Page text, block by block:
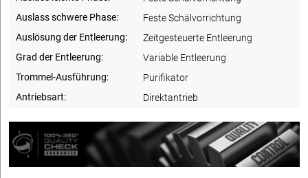
Auslass schwere Phase:
Feste Schälvorrichtung
Auslösung der Entleerung:
Zeitgesteuerte Entleerung
Grad der Entleerung:
Variable Entleerung
Trommel-Ausführung:
Purifikator
Antriebsart:
Direktantrieb